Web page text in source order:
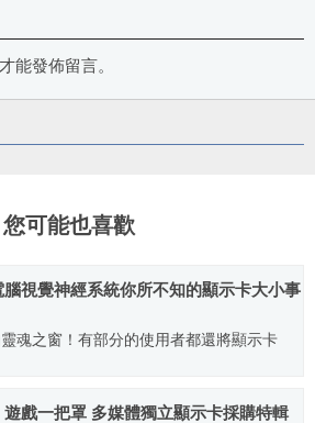
能發佈留言。
您可能也喜歡
腦視覺神經系統你所不知的顯示卡大小事
魂之窗！有部分的使用者都還將顯示卡
遊戲一把罩 多媒體獨立顯示卡採購特輯